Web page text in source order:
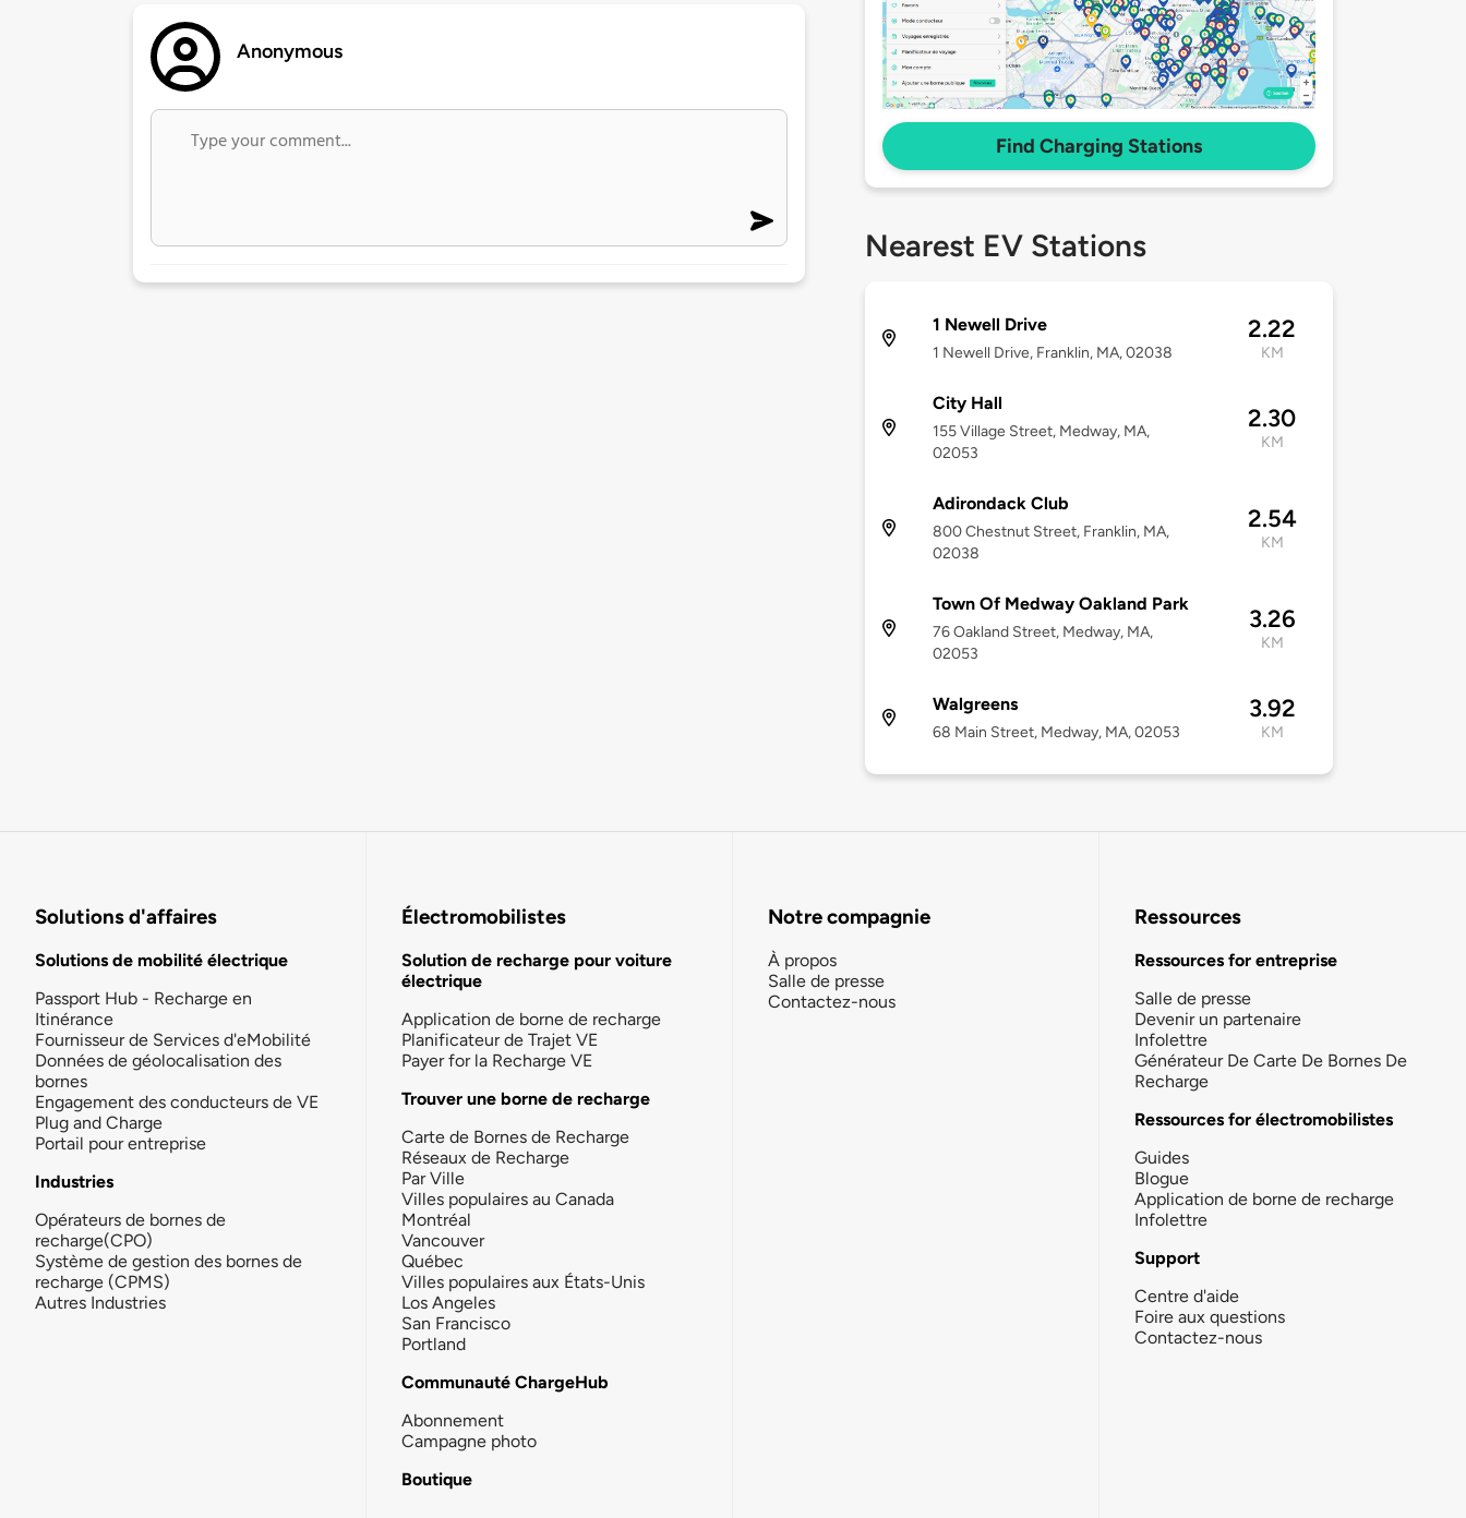
Anonymous
Find Charging Stations
Nearest EV Stations
1 Newell Drive
1 Newell Drive, Franklin, MA, 02038
2.22
KM
City Hall
155 Village Street, Medway, MA,
02053
2.30
KM
Adirondack Club
800 Chestnut Street, Franklin, MA,
02038
2.54
KM
Town Of Medway Oakland Park
76 Oakland Street, Medway, MA,
02053
3.26
KM
Walgreens
68 Main Street, Medway, MA, 02053
3.92
KM
Solutions d'affaires
Solutions de mobilité électrique
Passport Hub - Recharge en
Itinérance
Fournisseur de Services d'eMobilité
Données de géolocalisation des
bornes
Engagement des conducteurs de VE
Plug and Charge
Portail pour entreprise
Industries
Opérateurs de bornes de
recharge(CPO)
Système de gestion des bornes de
recharge (CPMS)
Autres Industries
Électromobilistes
Solution de recharge pour voiture
électrique
Application de borne de recharge
Planificateur de Trajet VE
Payer for la Recharge VE
Trouver une borne de recharge
Carte de Bornes de Recharge
Réseaux de Recharge
Par Ville
Villes populaires au Canada
Montréal
Vancouver
Québec
Villes populaires aux États-Unis
Los Angeles
San Francisco
Portland
Communauté ChargeHub
Abonnement
Campagne photo
Boutique
Notre compagnie
À propos
Salle de presse
Contactez-nous
Ressources
Ressources for entreprise
Salle de presse
Devenir un partenaire
Infolettre
Générateur De Carte De Bornes De
Recharge
Ressources for électromobilistes
Guides
Blogue
Application de borne de recharge
Infolettre
Support
Centre d'aide
Foire aux questions
Contactez-nous